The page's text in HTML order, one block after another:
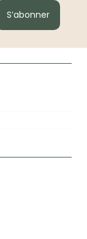
S’abonner